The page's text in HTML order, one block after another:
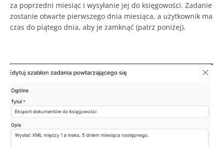
za poprzedni miesiąc i wysyłanie jej do księgowości. Zadanie
zostanie otwarte pierwszego dnia miesiąca, a użytkownik ma
czas do piątego dnia, aby je zamknąć (patrz poniżej).